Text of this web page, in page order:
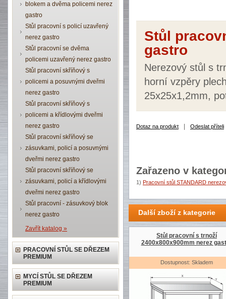
blokem a dvěma policemi nerez
gastro
Stůl pracovní s policí uzavřený
nerez gastro
Stůl pracovní se dvěma
policemi uzavřený nerez gastro
Stůl pracovní skříňový s
policemi a posuvnými dveřmi
nerez gastro
Stůl pracovní skříňový s
policemi a křídlovými dveřmi
nerez gastro
Stůl pracovní skříňový se
zásuvkami, policí a posuvnými
dveřmi nerez gastro
Stůl pracovní skříňový se
zásuvkami, policí a křídlovými
dveřmi nerez gastro
Stůl pracovní - zásuvkový blok
nerez gastro
Zavřít katalog »
PRACOVNÍ STŮL SE DŘEZEM
PREMIUM
MYCÍ STŮL SE DŘEZEM
PREMIUM
Stůl
gastro
Nerezový stůl s
horní vzpěry
25x25x1,2mm,
Dotaz na produkt Odeslat příteli
Zařazeno v
1) Pracovní stůl STANDARD
Další zboží z kategorie
Stůl pracovní s trnoží
2400x800x900mm nerez
Dostupnost: Skladem